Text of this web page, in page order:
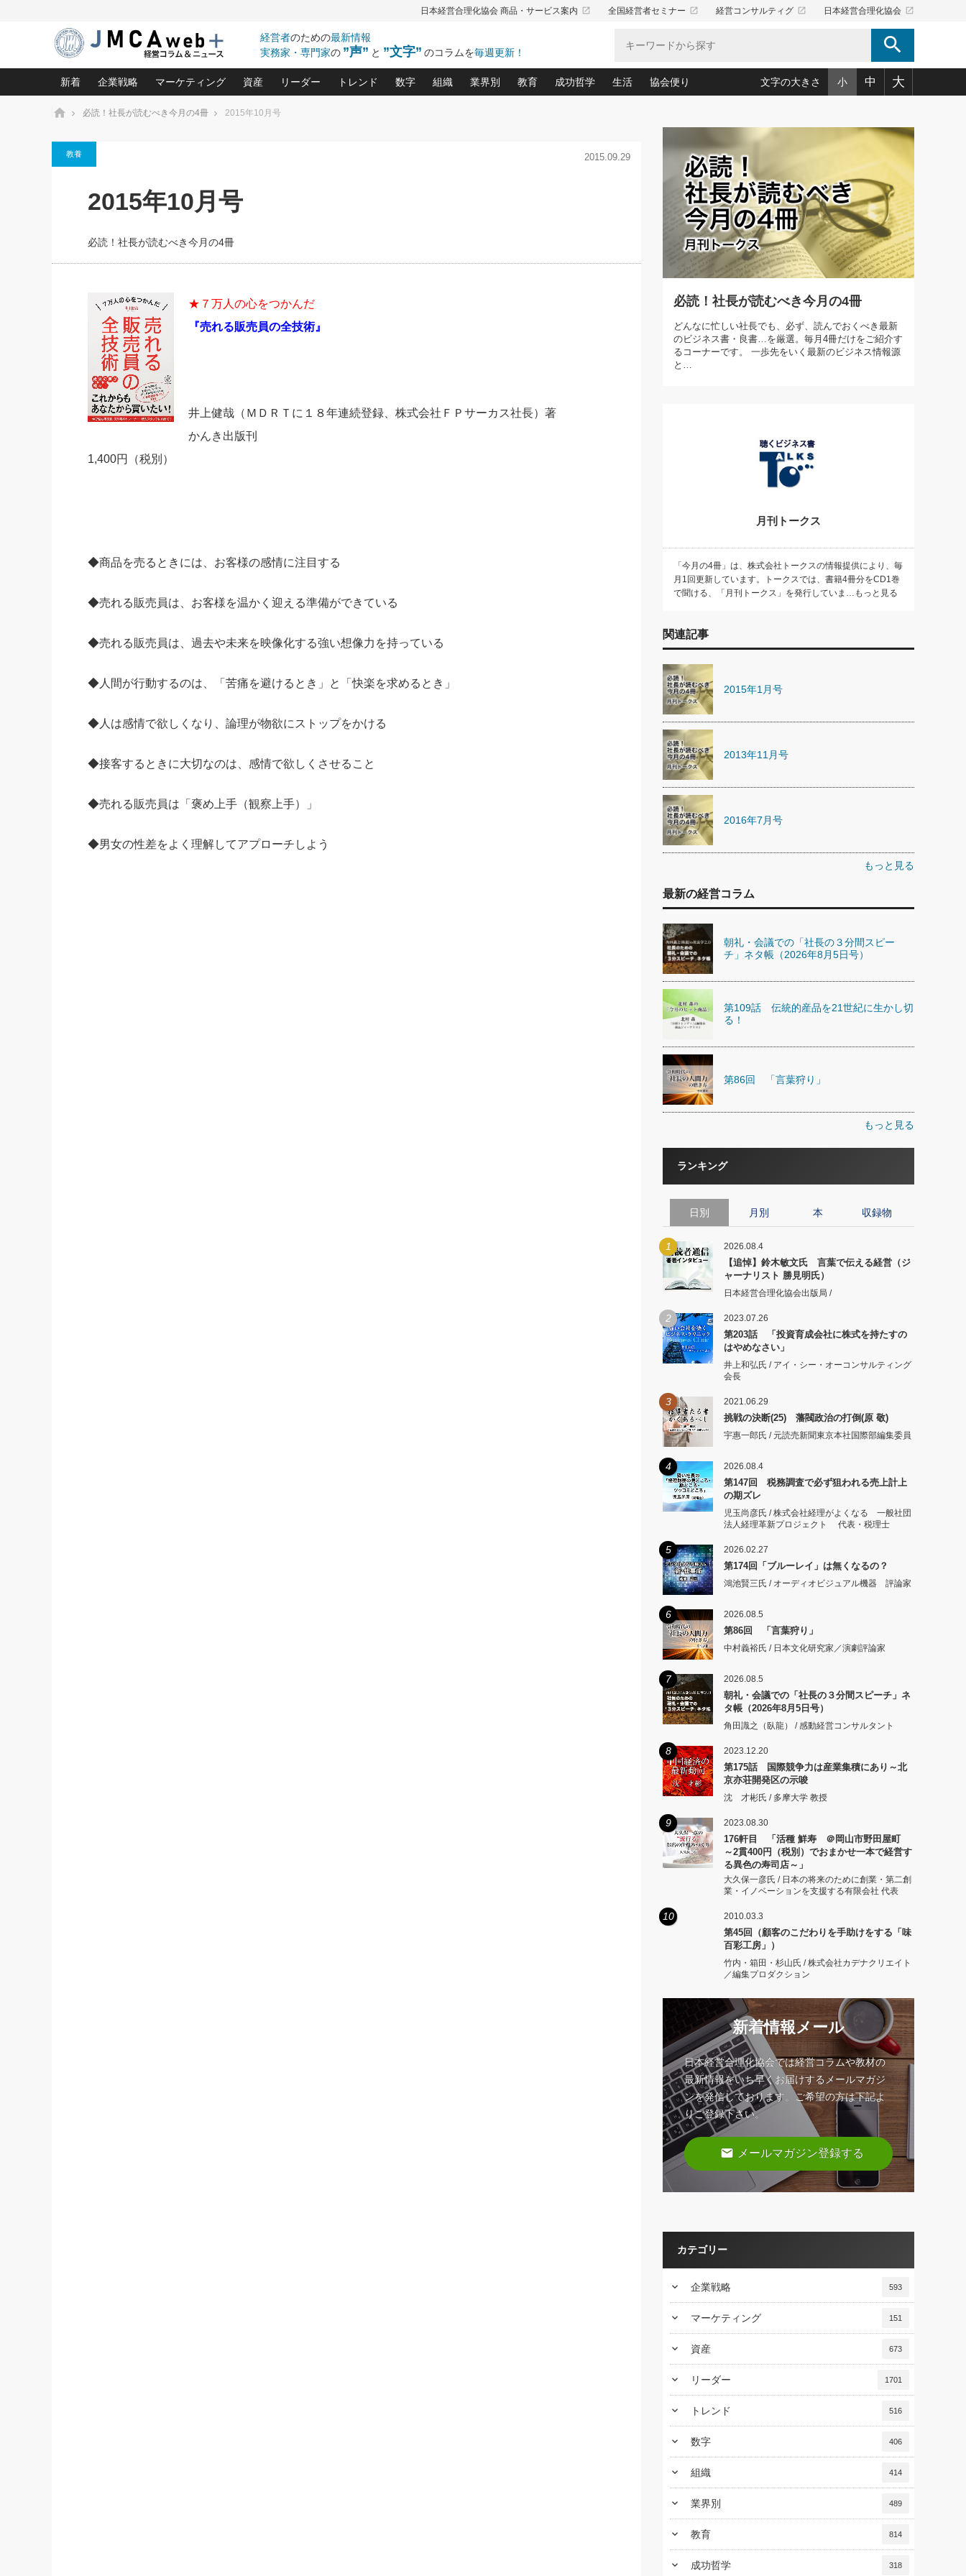
日本経営合理化協会 商品・サービス案内 launch 全国経営者セミナー launch 経営コンサルティグ launch 日本経営合理化協会 launch
経営者のための最新情報
実務家・専門家の ”声” と ”文字” のコラムを毎週更新！ search
新着
2026.08.5
【追悼】鈴木敏文氏 言葉で伝
える経営（ジャーナリスト 勝
もっとみる
企業戦略
強い会社を築く ビジネス・クリニック(240)
日本レーザー「人を大切にしながら利益を上げる経営」の極意
武器としてのM&A入門(3)
継続経営 百話百行(85)
野田久美子 香港ビジネス成功法(10)
マーケティング
ロングセラーの玉手箱(9)
は(5)
最高の自分を表現する 成功イメージ戦略(77)
資産 リーダー
社長の口ぐせ経営哲学(100)
トレンド 数字 組織
顧客・社員・社会から支持される「ウェルビーイング経営入
業界別
大久保一彦の“流行る”お店の仕組みづくり(210)
教育
あなただからお願いしたいと思われる 気配りの達人(127)
デキル社員に育てる！ 社員教育の決め手(203)
東川鷹年の「中小企業の人育て」(38)
成功哲学
中国哲学に学ぶ 不況は会社守成の好機(38)
令和時代の「社長の人間力の磨き方」(86)
先人の名句名言の教え 東洋思想に学ぶ経営学(132)
渡部昇一の「日本の指導者たち」(32)
経営に活かす“十八史略”(30)
生活
おのころ心平の ──社長のための「か・ら・だマネジメント」
(50)
デジタルＡＶを味方に！新・仕事術(180)
リーダー脳の鍛え方(32)
ワインを楽しむ基礎レッスン(12)
必読！社長が読むべき今月の4冊(88)
眼と耳で楽しむ読書術(162)
社長の「氣」(30)
米国スポーツ・ビジネスに学ぶ心理学(98)
高橋一喜の『これぞ！"本物の温泉"』(157)
協会便り
「愛読者通信」著者インタビュー(44)
ビジネス見聞録 経営ニュース(100)
作間信司の経営無形庵(けいえいむぎょうあん)(166)
経営セミナー情報局(1)
繁栄への着眼点 牟田太陽(76)
講話を聞いて学ぼう 実学・耳学・磨く「ミミガク」のすすめ
文字の大きさ 小 中 大
ホーム 必読！社長が読むべき今月の4冊 2015年10月号
教養 2015.09.29
2015年10月号
必読！社長が読むべき今月の4冊
★７万人の心をつかんだ
『売れる販売員の全技術』
井上健哉（ＭＤＲＴに１８年連続登録、株式会社ＦＰサーカス社長）著
かんき出版刊
1,400円（税別）
◆商品を売るときには、お客様の感情に注目する
◆売れる販売員は、お客様を温かく迎える準備ができている
◆売れる販売員は、過去や未来を映像化する強い想像力を持っている
◆人間が行動するのは、「苦痛を避けるとき」と「快楽を求めるとき」
◆人は感情で欲しくなり、論理が物欲にストップをかける
◆接客するときに大切なのは、感情で欲しくさせること
◆売れる販売員は「褒め上手（観察上手）」
◆男女の性差をよく理解してアプローチしよう
必読！社長が読むべき今月の4冊
どんなに忙しい社長でも、必ず、読んでおくべき最新
のビジネス書・良書…を厳選。毎月4冊だけをご紹介す
るコーナーです。 一歩先をいく最新のビジネス情報源
と…
月刊トークス
「今月の4冊」は、株式会社トークスの情報提供により、毎
月1回更新しています。トークスでは、書籍4冊分をCD1巻
で聞ける、「月刊トークス」を発行していま…もっと見る
関連記事
2015年1月号
2013年11月号
2016年7月号
もっと見る
最新の経営コラム
朝礼・会議での「社長の３分間スピー
チ」ネタ帳（2026年8月5日号）
第109話 伝統的産品を21世紀に生かし切
る！
第86回 「言葉狩り」
もっと見る
ランキング
日別 月別 本 収録物
1 2026.08.4
【追悼】鈴木敏文氏 言葉で伝える経営（ジ
ャーナリスト 勝見明氏）
日本経営合理化協会出版局 /
2 2023.07.26
第203話 「投資育成会社に株式を持たすの
はやめなさい」
井上和弘氏 / アイ・シー・オーコンサルティング
会長
3 2021.06.29
挑戦の決断(25) 藩閥政治の打倒(原 敬)
宇惠一郎氏 / 元読売新聞東京本社国際部編集委員
4 2026.08.4
第147回 税務調査で必ず狙われる売上計上
の期ズレ
児玉尚彦氏 / 株式会社経理がよくなる 一般社団
法人経理革新プロジェクト 代表・税理士
5 2026.02.27
第174回「ブルーレイ」は無くなるの？
鴻池賢三氏 / オーディオビジュアル機器 評論家
6 2026.08.5
第86回 「言葉狩り」
中村義裕氏 / 日本文化研究家／演劇評論家
7 2026.08.5
朝礼・会議での「社長の３分間スピーチ」ネ
タ帳（2026年8月5日号）
角田識之（臥龍） / 感動経営コンサルタント
8 2023.12.20
第175話 国際競争力は産業集積にあり～北
京亦荘開発区の示唆
沈 才彬氏 / 多摩大学 教授
9 2023.08.30
176軒目 「活種 鮮寿 ＠岡山市野田屋町
～2貫400円（税別）でおまかせ一本で経営す
る異色の寿司店～」
大久保一彦氏 / 日本の将来のために創業・第二創
業・イノベーションを支援する有限会社 代表
10 2010.03.3
第45回（顧客のこだわりを手助けをする「味
百彩工房」）
竹内・箱田・杉山氏 / 株式会社カデナクリエイト
／編集プロダクション
新着情報メール
日本経営合理化協会では経営コラムや教材の
最新情報をいち早くお届けするメールマガジ
ンを発信しております。ご希望の方は下記よ
りご登録下さい。
email メールマガジン登録する
カテゴリー
keyboard_arrow_down 企業戦略 593
keyboard_arrow_down マーケティング 151
keyboard_arrow_down 資産 673
keyboard_arrow_down リーダー 1701
keyboard_arrow_down トレンド 516
keyboard_arrow_down 数字 406
keyboard_arrow_down 組織 414
keyboard_arrow_down 業界別 489
keyboard_arrow_down 教育 814
keyboard_arrow_down 成功哲学 318